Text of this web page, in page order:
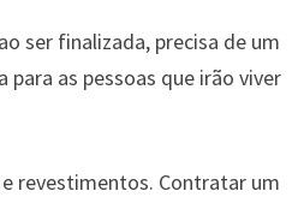
ser finalizada, precisa de um
as pessoas que irão viver
revestimentos. Contratar um